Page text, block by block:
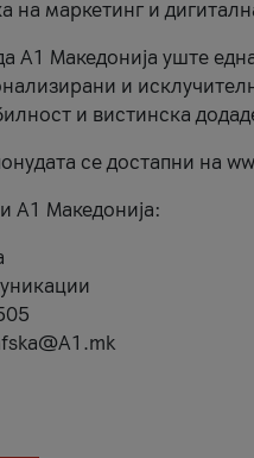
на маркетинг и
А1 Македонија уште
и
и вистинска
се достапни на
А1 Македонија: